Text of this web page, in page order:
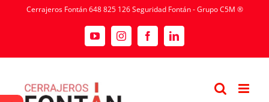
Cerrajeros Fontán 648 825 126 Seguridad Fontán - Grupo C5M ®